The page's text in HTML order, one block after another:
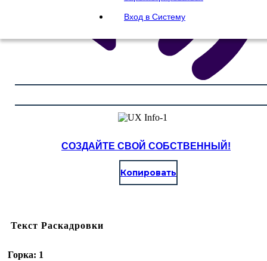
Вход в Систему
СОЗДАЙТЕ СВОЙ СОБСТВЕННЫЙ!
Копировать
Текст Раскадровки
Горка: 1